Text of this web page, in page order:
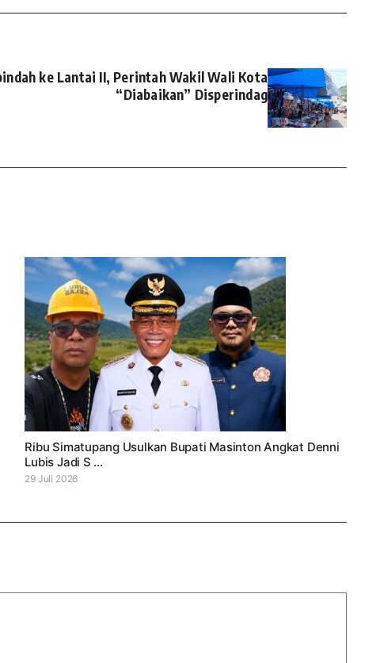
ke Lantai II, Perintah Wakil Wali Kota
“Diabaikan” Disperindag
Ribu Simatupang Usulkan Bupati Masinton Angkat Denni
Lubis Jadi S ...
29 Juli 2026